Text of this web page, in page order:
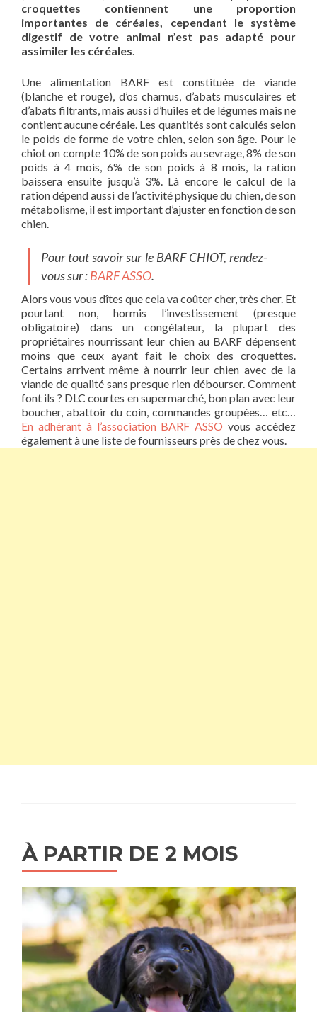
croquettes contiennent une proportion
importantes de céréales, cependant le système
digestif de votre animal n’est pas adapté pour
assimiler les céréales.
Une alimentation BARF est constituée de viande
(blanche et rouge), d’os charnus, d’abats musculaires et
d’abats filtrants, mais aussi d’huiles et de légumes mais ne
contient aucune céréale. Les quantités sont calculés selon
le poids de forme de votre chien, selon son âge. Pour le
chiot on compte 10% de son poids au sevrage, 8% de son
poids à 4 mois, 6% de son poids à 8 mois, la ration
baissera ensuite jusqu’à 3%. Là encore le calcul de la
ration dépend aussi de l’activité physique du chien, de son
métabolisme, il est important d’ajuster en fonction de son
chien.
Pour tout savoir sur le BARF CHIOT, rendez-
vous sur :BARF ASSO.
Alors vous vous dîtes que cela va coûter cher, très cher. Et
pourtant non, hormis l’investissement (presque
obligatoire) dans un congélateur, la plupart des
propriétaires nourrissant leur chien au BARF dépensent
moins que ceux ayant fait le choix des croquettes.
Certains arrivent même à nourrir leur chien avec de la
viande de qualité sans presque rien débourser. Comment
font ils ? DLC courtes en supermarché, bon plan avec leur
boucher, abattoir du coin, commandes groupées… etc…
En adhérant à l’association BARF ASSO vous accédez
également à une liste de fournisseurs près de chez vous.
À PARTIR DE 2 MOIS